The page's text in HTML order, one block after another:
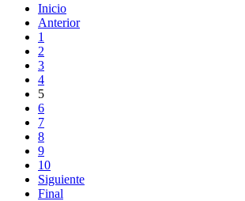
Inicio
Anterior
1
2
3
4
5
6
7
8
9
10
Siguiente
Final